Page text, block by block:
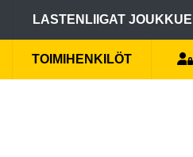
LASTENLIIGAT
TOIMIHENKILÖT